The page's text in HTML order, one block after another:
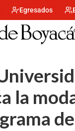
Egresados
la
de